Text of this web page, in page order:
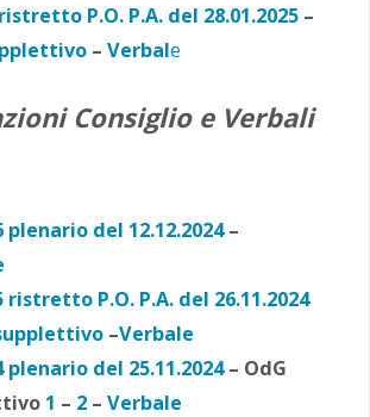
P.O. P.A. del 28.01.2025 –
– Verbale
Consiglio e Verbali
plenario del 12.12.2024–
ristretto P.O. P.A. del 26.11.2024
–Verbale
plenario del 25.11.2024– OdG
1 – 2– Verbale